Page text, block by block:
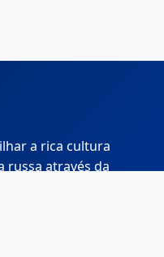
a rica cultura
russa através da